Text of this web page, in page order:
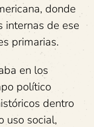
donde
internas de ese
primarias.
en los
político
dentro
uso social,